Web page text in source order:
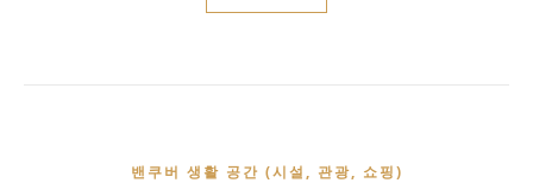
밴쿠버 생활 공간 (시설, 관광, 쇼핑)